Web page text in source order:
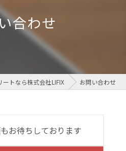
合わせ
ートなら株式会社LIFIX お問い合わせ
お待ちしております